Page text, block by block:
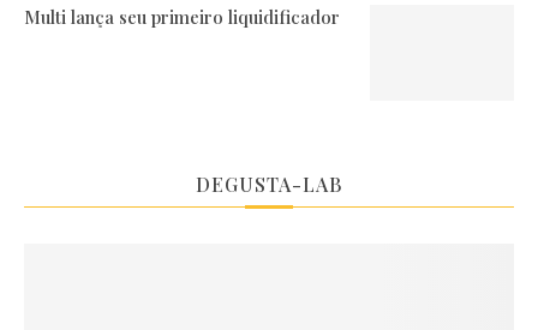
Multi lança seu primeiro liquidificador
DEGUSTA-LAB